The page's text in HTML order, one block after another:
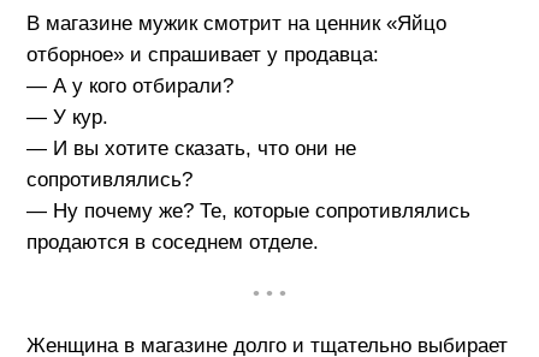
В магазине мужик смотрит на ценник «Яйцо
отборное» и спрашивает у продавца:
— А у кого отбирали?
— У кур.
— И вы хотите сказать, что они не
сопротивлялись?
— Ну почему же? Те, которые сопротивлялись
продаются в соседнем отделе.
• • •
Женщина в магазине долго и тщательно выбирает